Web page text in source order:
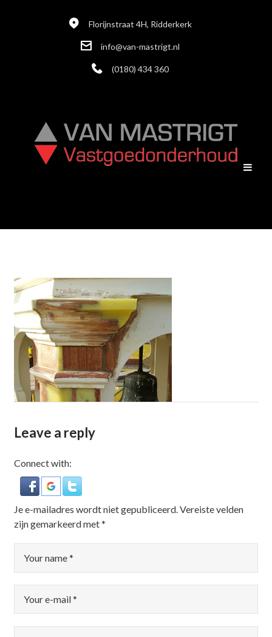
Florijnstraat 4H, Ridderkerk
info@van-mastrigt.nl
(0180) 434 360
Leave a reply
Connect with:
Je e-mailadres wordt niet gepubliceerd.Vereiste velden
zijn gemarkeerd met*